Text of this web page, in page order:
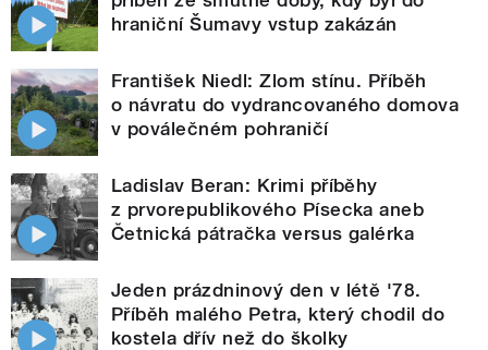
hraniční Šumavy vstup zakázán
František Niedl: Zlom stínu. Příběh
o návratu do vydrancovaného domova
v poválečném pohraničí
Ladislav Beran: Krimi příběhy
z prvorepublikového Písecka aneb
Četnická pátračka versus galérka
Jeden prázdninový den v létě '78.
Příběh malého Petra, který chodil do
kostela dřív než do školky